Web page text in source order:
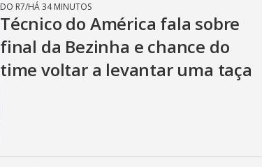
DO R7/HÁ 34 MINUTOS
Técnico do América fala sobre
final da Bezinha e chance do
time voltar a levantar uma taça